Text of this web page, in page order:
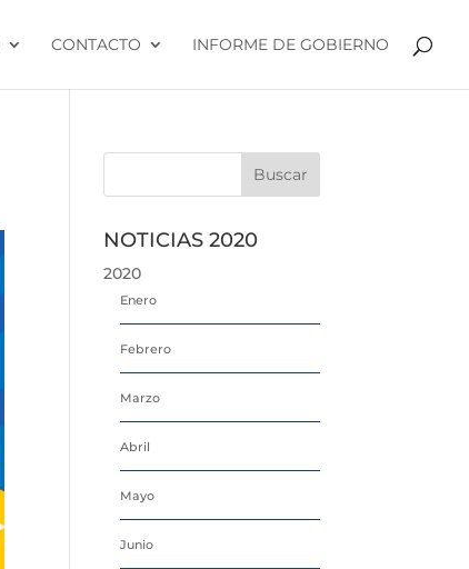
CONTACTO INFORME DE GOBIERNO
NOTICIAS 2020
2020
Enero
Febrero
Marzo
Abril
Mayo
Junio